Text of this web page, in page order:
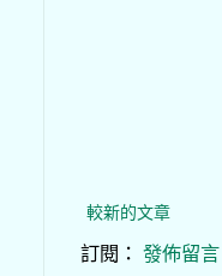
較新的文章
訂閱： 發佈留